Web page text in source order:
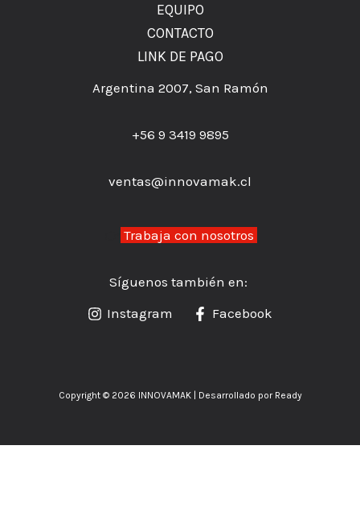
EQUIPO
CONTACTO
LINK DE PAGO
Argentina 2007, San Ramón
+56 9 3419 9895
ventas@innovamak.cl
Trabaja con nosotros
Síguenos también en:
Instagram
Facebook
Copyright © 2026 INNOVAMAK | Desarrollado por Ready